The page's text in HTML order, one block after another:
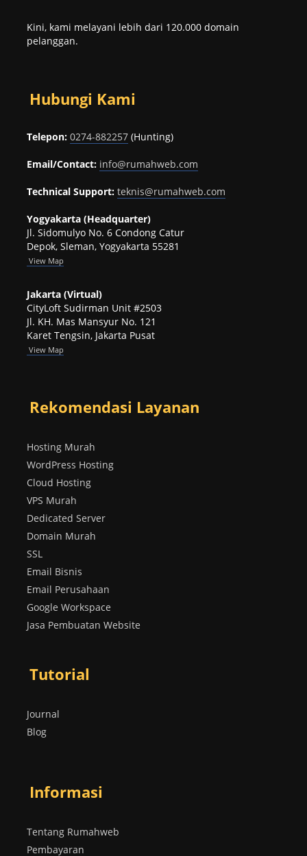
Kini, kami melayani lebih dari 120.000 domain
pelanggan.
Hubungi Kami
Telepon: 0274-882257 (Hunting)
Email/Contact: info@rumahweb.com
Technical Support: teknis@rumahweb.com
Yogyakarta (Headquarter)
Jl. Sidomulyo No. 6 Condong Catur
Depok, Sleman, Yogyakarta 55281
View Map
Jakarta (Virtual)
CityLoft Sudirman Unit #2503
Jl. KH. Mas Mansyur No. 121
Karet Tengsin, Jakarta Pusat
View Map
Rekomendasi Layanan
Hosting Murah
WordPress Hosting
Cloud Hosting
VPS Murah
Dedicated Server
Domain Murah
SSL
Email Bisnis
Email Perusahaan
Google Workspace
Jasa Pembuatan Website
Tutorial
Journal
Blog
Informasi
Tentang Rumahweb
Pembayaran